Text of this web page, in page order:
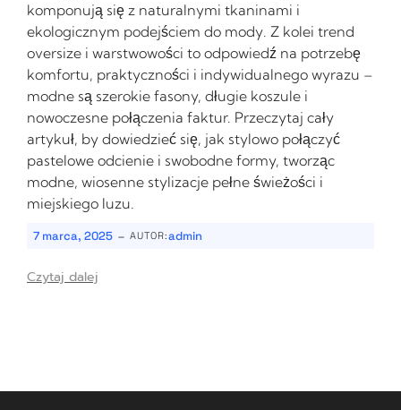
komponują się z naturalnymi tkaninami i
ekologicznym podejściem do mody. Z kolei trend
oversize i warstwowości to odpowiedź na potrzebę
komfortu, praktyczności i indywidualnego wyrazu –
modne są szerokie fasony, długie koszule i
nowoczesne połączenia faktur. Przeczytaj cały
artykuł, by dowiedzieć się, jak stylowo połączyć
pastelowe odcienie i swobodne formy, tworząc
modne, wiosenne stylizacje pełne świeżości i
miejskiego luzu.
7 marca, 2025 - AUTOR:admin
Czytaj dalej